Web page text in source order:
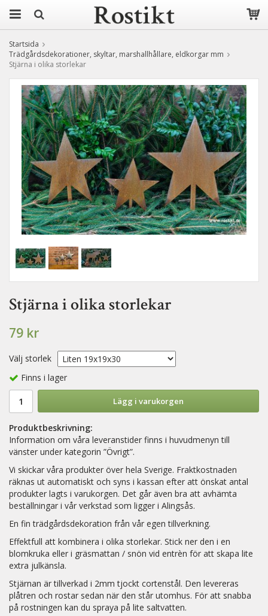
Startsida
Trädgårdsdekorationer, skyltar, marshallhållare, eldkorgar mm
Stjärna i olika storlekar
Stjärna i olika storlekar
79 kr
Välj storlek
Finns i lager
Lägg i varukorgen
Produktbeskrivning:
Information om våra leveranstider finns i huvudmenyn till
vänster under kategorin ”Övrigt”.
Vi skickar våra produkter över hela Sverige. Fraktkostnaden
räknas ut automatiskt och syns i kassan efter att önskat antal
produkter lagts i varukorgen. Det går även bra att avhämta
beställningar i vår verkstad som ligger i Alingsås.
En fin trädgårdsdekoration från vår egen tillverkning.
Effektfull att kombinera i olika storlekar. Stick ner den i en
blomkruka eller i gräsmattan / snön vid entrèn för att skapa lite
extra julkänsla.
Stjärnan är tillverkad i 2mm tjockt cortenstål. Den levereras
plåtren och rostar sedan när den står utomhus. För att snabba
på rostningen kan du spraya på lite saltvatten.